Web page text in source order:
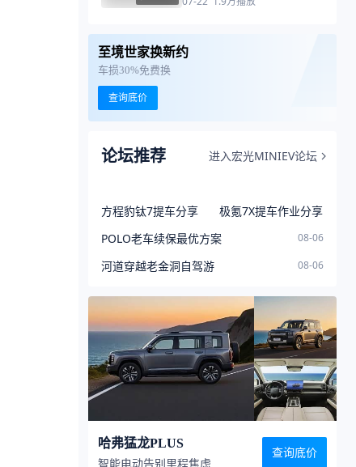
至境世家换新约
车损30%免费换
查询底价
论坛推荐 进入宏光MINIEV论坛
方程豹钛7提车分享
极氪7X提车作业分享
POLO老车续保最优方案
08-06
河道穿越老金洞自驾游 08-06
哈弗猛龙PLUS
智能电动告别里程焦虑
查询底价